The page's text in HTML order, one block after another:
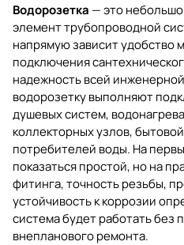
Водорозетка — это
элемент трубопроводной
напрямую зависит удобство
подключения
надежность всей
водорозетку выполняют
душевых систем,
коллекторных узлов,
потребителей воды. На
показаться простой, но на
фитинга, точность резьбы,
устойчивость к коррозии
система будет работать без
внепланового ремонта.